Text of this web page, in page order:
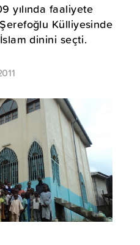
yılında faaliyete
Külliyesinde
dinini seçti.